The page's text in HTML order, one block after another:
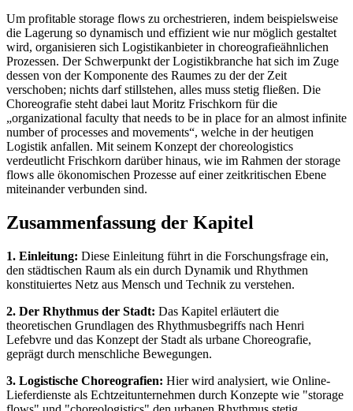
Um profitable storage flows zu orchestrieren, indem beispielsweise
die Lagerung so dynamisch und effizient wie nur möglich gestaltet
wird, organisieren sich Logistikanbieter in choreografieähnlichen
Prozessen. Der Schwerpunkt der Logistikbranche hat sich im Zuge
dessen von der Komponente des Raumes zu der der Zeit
verschoben; nichts darf stillstehen, alles muss stetig fließen. Die
Choreografie steht dabei laut Moritz Frischkorn für die
„organizational faculty that needs to be in place for an almost infinite
number of processes and movements“, welche in der heutigen
Logistik anfallen. Mit seinem Konzept der choreologistics
verdeutlicht Frischkorn darüber hinaus, wie im Rahmen der storage
flows alle ökonomischen Prozesse auf einer zeitkritischen Ebene
miteinander verbunden sind.
Zusammenfassung der Kapitel
1. Einleitung: Diese Einleitung führt in die Forschungsfrage ein,
den städtischen Raum als ein durch Dynamik und Rhythmen
konstituiertes Netz aus Mensch und Technik zu verstehen.
2. Der Rhythmus der Stadt: Das Kapitel erläutert die
theoretischen Grundlagen des Rhythmusbegriffs nach Henri
Lefebvre und das Konzept der Stadt als urbane Choreografie,
geprägt durch menschliche Bewegungen.
3. Logistische Choreografien: Hier wird analysiert, wie Online-
Lieferdienste als Echtzeitunternehmen durch Konzepte wie "storage